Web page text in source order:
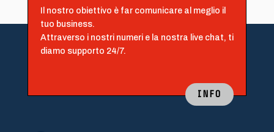
Il nostro obiettivo è far comunicare al meglio il
tuo business.
Attraverso i nostri numeri e la nostra live chat, ti
diamo supporto 24/7.
INFO